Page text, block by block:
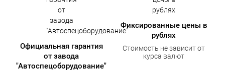
Официальная гарантия
от завода
"Автоспецоборудование"
Фиксированные цены в
рублях
Стоимость не зависит от
курса валют